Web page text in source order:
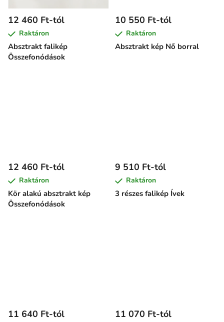
Absztrakt falikép
Összefonódások
12 460 Ft-tól
Raktáron
Absztrakt kép Nő borral
10 550 Ft-tól
Raktáron
Kör alakú absztrakt kép
Összefonódások
12 460 Ft-tól
Raktáron
3 részes falikép Ívek
9 510 Ft-tól
Raktáron
11 640 Ft-tól 11 070 Ft-tól